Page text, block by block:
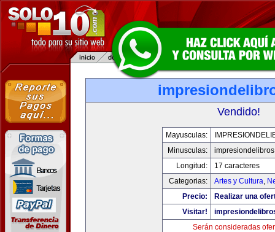
Vendido!
Mayusculas:
Minusculas:
Longitud:
17 caracteres
Categorias:
Artes y Cultura,
Precio:
Realizar una
Visitar!
Serán consideradas